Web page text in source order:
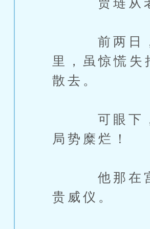
前两日，京
里，虽惊慌
散去。
可眼下，连
局势糜烂！
他那在宫中
贵威仪。